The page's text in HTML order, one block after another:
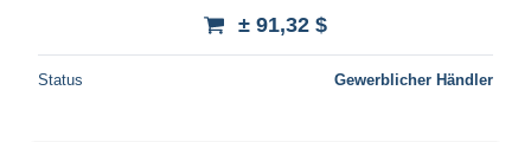
± 91,32 $
Status Gewerblicher Händler